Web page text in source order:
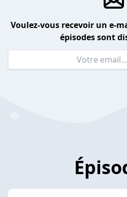
Voulez-vous recevoir un e-
épisodes sont